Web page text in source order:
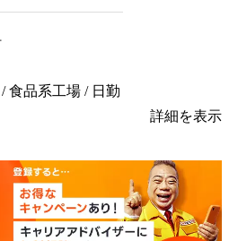
食品系工場 / 日勤
詳細を表示